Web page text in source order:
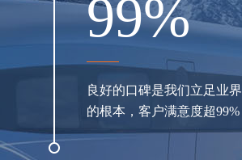
99%
良好的口碑是我们立足业界
的根本，客户满意度超99%